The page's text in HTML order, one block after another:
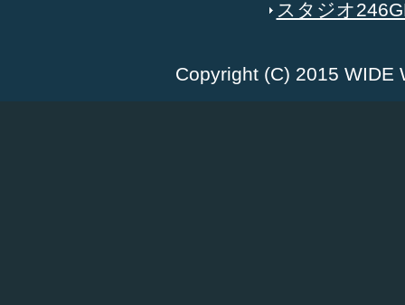
スタジオ
Copyright (C) 2015 WIDE